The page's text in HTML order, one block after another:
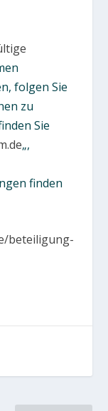
folgen Sie
zu
Sie
„,
finden
beteiligung-